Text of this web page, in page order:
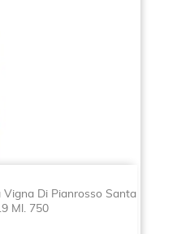
Vigna Di Pianrosso Santa
Ml. 750